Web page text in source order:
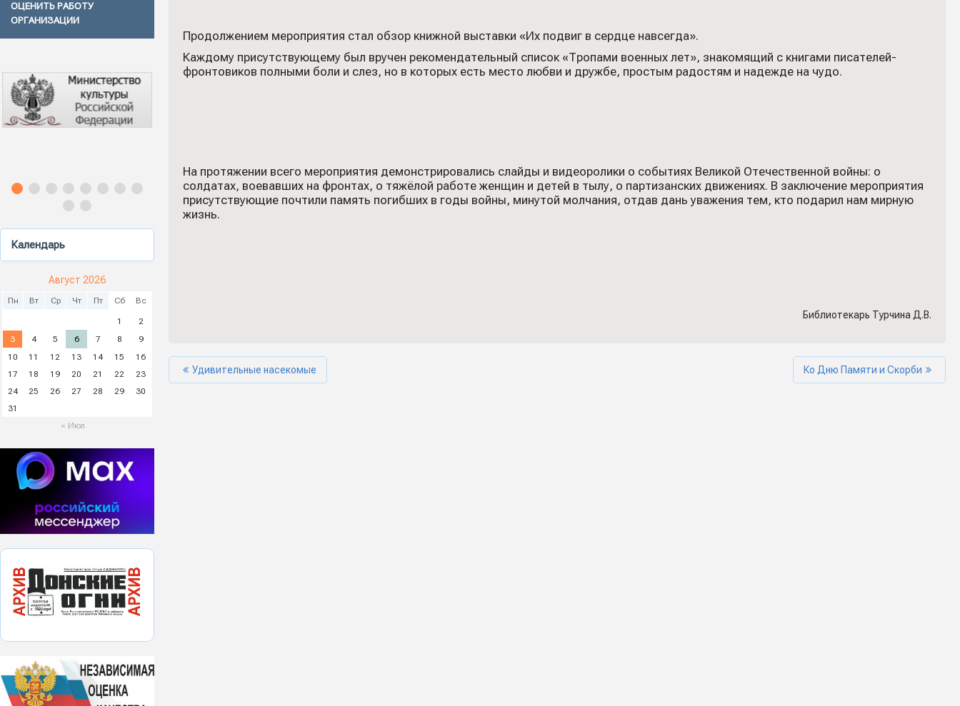
ОЦЕНИТЬ РАБОТУ
ОРГАНИЗАЦИИ
Календарь
Август 2026
Пн Вт Ср Чт Пт Сб Вс
1
2
3
4 5 6 7 8
9
10
11 12 13 14 15
16
17
18 19 20 21 22
23
24
25 26 27 28 29
30
31
« Июл
Продолжением мероприятия стал обзор книжной выставки «Их подвиг в сердце навсегда».
Каждому присутствующему был вручен рекомендательный список «Тропами военных лет», знакомящий с книгами писателей-
фронтовиков полными боли и слез, но в которых есть место любви и дружбе, простым радостям и надежде на чудо.
На протяжении всего мероприятия демонстрировались слайды и видеоролики о событиях Великой Отечественной войны: о
солдатах, воевавших на фронтах, о тяжёлой работе женщин и детей в тылу, о партизанских движениях. В заключение мероприятия
присутствующие почтили память погибших в годы войны, минутой молчания, отдав дань уважения тем, кто подарил нам мирную
жизнь.
Библиотекарь Турчина Д.В.
Удивительные насекомые Ко Дню Памяти и Скорби